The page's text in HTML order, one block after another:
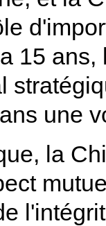
15
une
la